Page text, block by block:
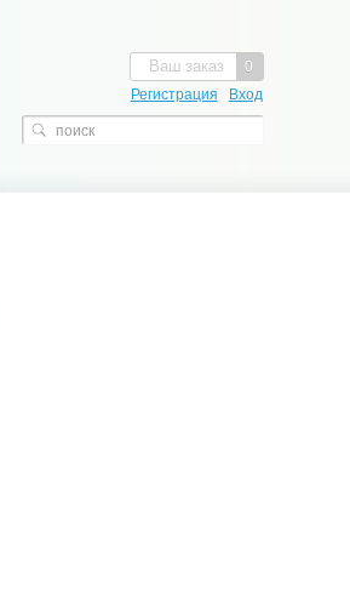
0
Ваш заказ
Регистрация Вход